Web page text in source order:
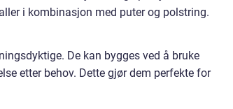
i kombinasjon med puter og polstring.
De kan bygges ved å bruke
etter behov. Dette gjør dem perfekte for